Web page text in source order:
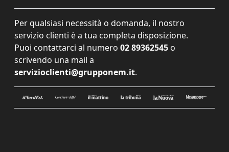
Per qualsiasi necessità o domanda, il nostro
servizio clienti è a tua completa disposizione.
Puoi contattarci al numero 02 89362545 o
scrivendo una mail a
servizioclienti@grupponem.it.